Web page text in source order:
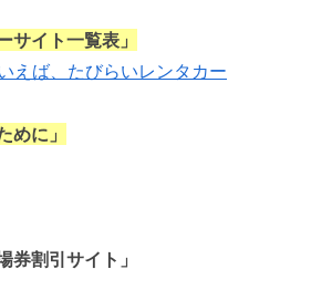
サイト一覧表」
えば、たびらいレンタカー
めに」
券割引サイト」